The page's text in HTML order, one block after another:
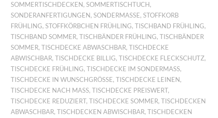
SOMMERTISCHDECKEN ,SOMMERTISCHTUCH ,
SONDERANFERTIGUNGEN ,SONDERMASSE ,STOFFKORB
FRÜHLING,STOFFKÖRBCHEN FRÜHLING,TISCHBAND FRÜHLING,
TISCHBAND SOMMER,TISCHBÄNDER FRÜHLING,TISCHBÄNDER
SOMMER,TISCHDECKE ABWASCHBAR,TISCHDECKE
ABWISCHBAR,TISCHDECKE BILLIG,TISCHDECKE FLECKSCHUTZ,
TISCHDECKE FRÜHLING,TISCHDECKE IM SONDERMASS ,
TISCHDECKE IN WUNSCHGRÖSSE ,TISCHDECKE LEINEN ,
TISCHDECKE NACH MASS ,TISCHDECKE PREISWERT,
TISCHDECKE REDUZIERT,TISCHDECKE SOMMER,TISCHDECKEN
ABWASCHBAR,TISCHDECKEN ABWISCHBAR,TISCHDECKEN